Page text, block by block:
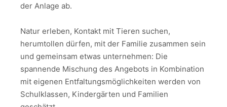
der Anlage ab.
Natur erleben, Kontakt mit Tieren suchen,
herumtollen dürfen, mit der Familie zusammen sein
und gemeinsam etwas unternehmen: Die
spannende Mischung des Angebots in Kombination
mit eigenen Entfaltungsmöglichkeiten werden von
Schulklassen, Kindergärten und Familien